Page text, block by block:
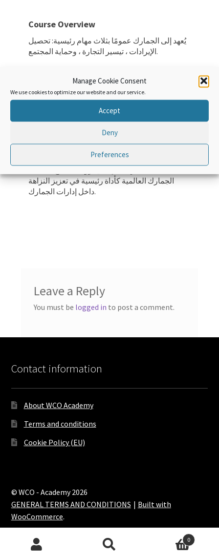
Manage Cookie Consent
We use cookies to optimize our website and our service.
Accept
Deny
Preferences
Course Overview
يُعهد إلى الجمارك عمومًا بثلاث مهام رئيسية: تحصيل
الإيرادات ، تيسير التجارة ، وحماية المجتمع.
العالي من النزاهة أمر بالغ الأهمية. يمكن أن يؤدي
الافتقار إلى النزاهة و / أو وجود الفساد إلى تدمير
إنجاز مهامها الأساسية بفعالية.
الهدف العام لهذا التعلم الإلكتروني هو خلق الوعي
أدوات وأدوات تطوير النزاهة لمنظمة الجمارك
الجمارك العالمية كأداة رئيسية في تعزيز النزاهة
داخل إدارات الجمارك.
Leave a Reply
You must be logged in to post a comment.
Contact information
About WCO Academy
Terms and conditions
Cookie Policy (EU)
© WCO - Academy 2026
GENERAL TERMS AND CONDITIONS
Built with
WooCommerce.
0